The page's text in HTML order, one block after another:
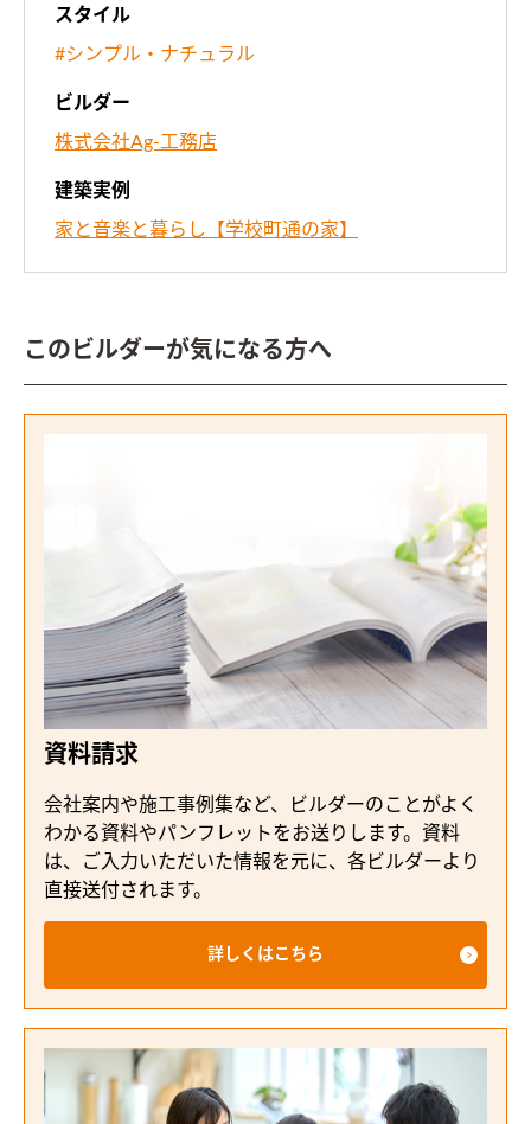
スタイル
#シンプル・ナチュラル
ビルダー
株式会社Ag-工務店
建築実例
家と音楽と暮らし【学校町通の家】
このビルダーが気になる方へ
資料請求
会社案内や施工事例集など、ビルダーのことがよく
わかる資料やパンフレットをお送りします。資料
は、ご入力いただいた情報を元に、各ビルダーより
直接送付されます。
詳しくはこちら